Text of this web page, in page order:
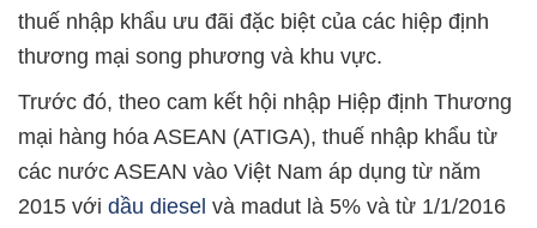
thuế nhập khẩu ưu đãi đặc biệt của các hiệp định
thương mại song phương và khu vực.
Trước đó, theo cam kết hội nhập Hiệp định Thương
mại hàng hóa ASEAN (ATIGA), thuế nhập khẩu từ
các nước ASEAN vào Việt Nam áp dụng từ năm
2015 với dầu diesel và madut là 5% và từ 1/1/2016